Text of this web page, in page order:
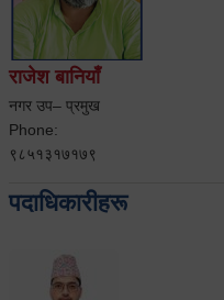
राजेश बानियाँ
नगर उप– प्रमुख
Phone:
९८५१३१७१७९
पदाधिकारीहरू